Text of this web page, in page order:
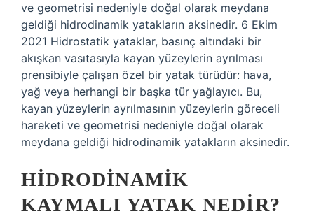
ve geometrisi nedeniyle doğal olarak meydana
geldiği hidrodinamik yatakların aksinedir. 6 Ekim
2021 Hidrostatik yataklar, basınç altındaki bir
akışkan vasıtasıyla kayan yüzeylerin ayrılması
prensibiyle çalışan özel bir yatak türüdür: hava,
yağ veya herhangi bir başka tür yağlayıcı. Bu,
kayan yüzeylerin ayrılmasının yüzeylerin göreceli
hareketi ve geometrisi nedeniyle doğal olarak
meydana geldiği hidrodinamik yatakların aksinedir.
HIDRODINAMIK
KAYMALI YATAK NEDIR?